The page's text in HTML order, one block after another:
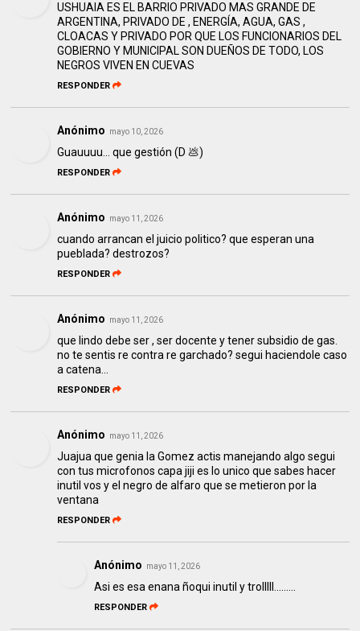
USHUAIA ES EL BARRIO PRIVADO MAS GRANDE DE
ARGENTINA, PRIVADO DE , ENERGÍA, AGUA, GAS ,
CLOACAS Y PRIVADO POR QUE LOS FUNCIONARIOS DEL
GOBIERNO Y MUNICIPAL SON DUEÑOS DE TODO, LOS
NEGROS VIVEN EN CUEVAS
RESPONDER
Anónimo mayo 10, 2026
Guauuuu... que gestión (D 💩)
RESPONDER
Anónimo mayo 11, 2026
cuando arrancan el juicio politico? que esperan una
pueblada? destrozos?
RESPONDER
Anónimo mayo 11, 2026
que lindo debe ser , ser docente y tener subsidio de gas.
no te sentis re contra re garchado? segui haciendole caso
a catena...
RESPONDER
Anónimo mayo 11, 2026
Juajua que genia la Gomez actis manejando algo segui
con tus microfonos capa jiji es lo unico que sabes hacer
inutil vos y el negro de alfaro que se metieron por la
ventana
RESPONDER
Anónimo mayo 11, 2026
Asi es esa enana ñoqui inutil y trolllll.........
RESPONDER